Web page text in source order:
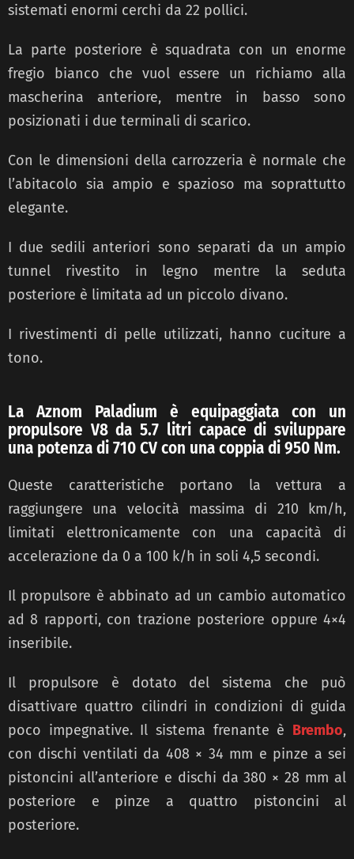
sistemati enormi cerchi da 22 pollici.
La parte posteriore è squadrata con un enorme
fregio bianco che vuol essere un richiamo alla
mascherina anteriore, mentre in basso sono
posizionati i due terminali di scarico.
Con le dimensioni della carrozzeria è normale che
l’abitacolo sia ampio e spazioso ma soprattutto
elegante.
I due sedili anteriori sono separati da un ampio
tunnel rivestito in legno mentre la seduta
posteriore è limitata ad un piccolo divano.
I rivestimenti di pelle utilizzati, hanno cuciture a
tono.
La Aznom Paladium è equipaggiata con un
propulsore V8 da 5.7 litri capace di sviluppare
una potenza di 710 CV con una coppia di 950 Nm.
Queste caratteristiche portano la vettura a
raggiungere una velocità massima di 210 km/h,
limitati elettronicamente con una capacità di
accelerazione da 0 a 100 k/h in soli 4,5 secondi.
Il propulsore è abbinato ad un cambio automatico
ad 8 rapporti, con trazione posteriore oppure 4×4
inseribile.
Il propulsore è dotato del sistema che può
disattivare quattro cilindri in condizioni di guida
poco impegnative. Il sistema frenante è Brembo,
con dischi ventilati da 408 × 34 mm e pinze a sei
pistoncini all’anteriore e dischi da 380 × 28 mm al
posteriore e pinze a quattro pistoncini al
posteriore.